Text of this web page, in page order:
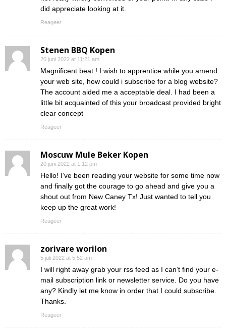
did appreciate looking at it.
Reageer
Stenen BBQ Kopen
20 juni 2022 at 11:21 am
Magnificent beat ! I wish to apprentice while you amend
your web site, how could i subscribe for a blog website?
The account aided me a acceptable deal. I had been a
little bit acquainted of this your broadcast provided bright
clear concept
Reageer
Moscuw Mule Beker Kopen
20 juni 2022 at 1:12 pm
Hello! I’ve been reading your website for some time now
and finally got the courage to go ahead and give you a
shout out from New Caney Tx! Just wanted to tell you
keep up the great work!
Reageer
zorivare worilon
5 juli 2022 at 5:52 am
I will right away grab your rss feed as I can’t find your e-
mail subscription link or newsletter service. Do you have
any? Kindly let me know in order that I could subscribe.
Thanks.
Reageer